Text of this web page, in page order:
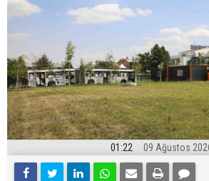
01:22 09 Ağustos